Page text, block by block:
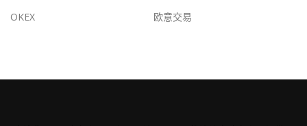
OKEX 欧意交易